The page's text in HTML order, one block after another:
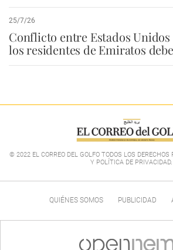
25/7/26
Conflicto entre Estados
los residentes de Emiratos
© 2022 EL CORREO DEL GOLFO TODOS LOS DERECHOS
Y POLÍTICA DE PRIVACIDAD.
QUIÉNES SOMOS PUBLICIDAD